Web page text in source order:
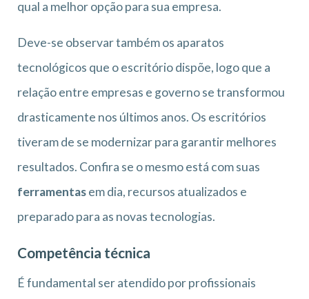
qual a melhor opção para sua empresa.
Deve-se observar também os aparatos
tecnológicos que o escritório dispõe, logo que a
relação entre empresas e governo se transformou
drasticamente nos últimos anos. Os escritórios
tiveram de se modernizar para garantir melhores
resultados. Confira se o mesmo está com suas
ferramentasem dia, recursos atualizados e
preparado para as novas tecnologias.
Competência técnica
É fundamental ser atendido por profissionais